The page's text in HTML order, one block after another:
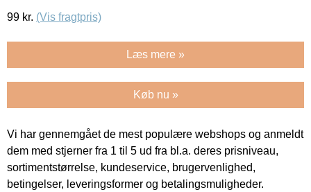
99 kr. (Vis fragtpris)
Læs mere »
Køb nu »
Vi har gennemgået de mest populære webshops og anmeldt
dem med stjerner fra 1 til 5 ud fra bl.a. deres prisniveau,
sortimentstørrelse, kundeservice, brugervenlighed,
betingelser, leveringsformer og betalingsmuligheder.